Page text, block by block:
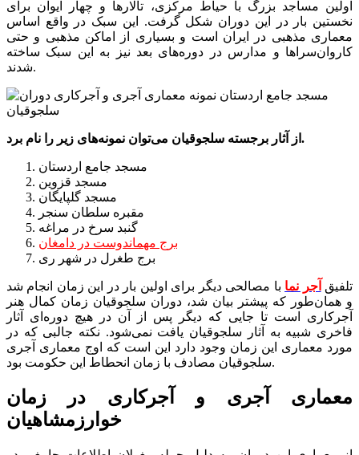
اولین مساجد بزرگ با حیاط مرکزی، تالارها و چهار ایوان برای
نخستین بار در این دوران شکل گرفت. این سبک در واقع اساس
معماری مذهبی در ایران است و بسیاری از اماکن مذهبی و حتی
کاروان‌سراها و مدارس در دوره‌های بعد نیز به این سبک ساخته
شدند.
از آثار برجسته سلجوقیان می‌توان نمونه‌های زیر را نام برد.
مسجد جامع اردستان
مسجد قزوین
مسجد گلپایگان
مقبره سلطان سنجر
گنبد سرخ در مراغه
برج مهماندوست در دامغان
برج طغرل در شهر ری
تلفیق آجر نما با مصالحی دیگر برای اولین بار در این زمان انجام شد
و همان‌طور که پیشتر بیان شد، دوران سلجوقیان زمان کمال هنر
آجرکاری است تا جایی که دیگر پس از آن در هیچ دوره‌ای آثار
فاخری شبیه به آثار سلجوقیان یافت نمی‌شود. نکته جالبی که در
مورد معماری این زمان وجود دارد این است که اوج معماری آجری
سلجوقیان مصادف با زمان انحطاط این حکومت بود.
معماری آجری و آجرکاری در زمان
خوارزمشاهیان